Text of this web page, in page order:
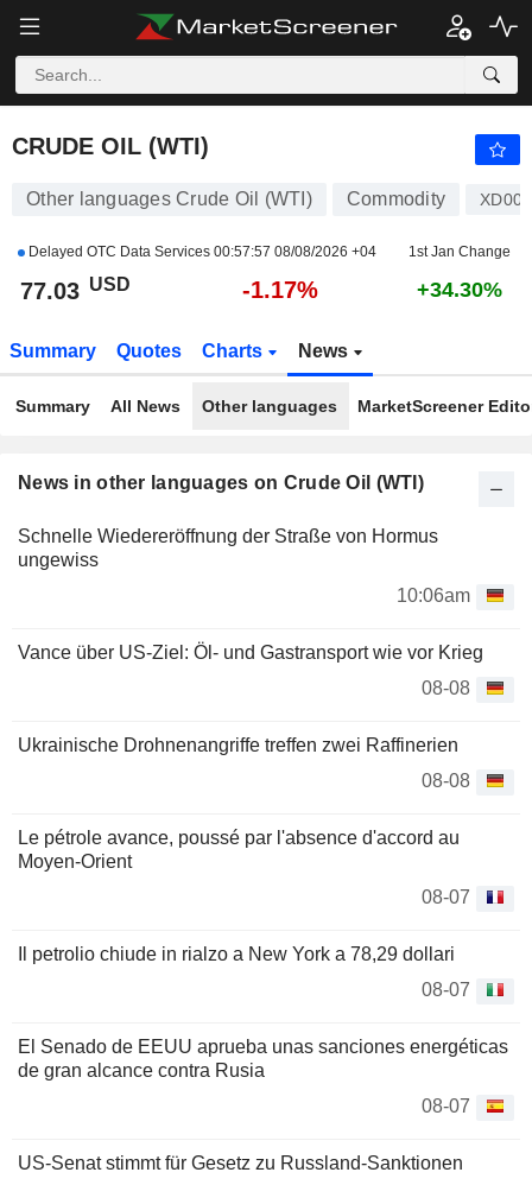
CRUDE OIL (WTI)
CRUDE OIL (WTI)
Other languages Crude Oil (WTI) Commodity
Delayed OTC Data Services 00:57:57 08/08/2026 +04 1st Jan Change
77.03 USD -1.17% +34.30%
Summary Quotes Charts News
Summary All News Other languages MarketScreener
News in other languages on Crude Oil (WTI)
Schnelle Wiedereröffnung der Straße von Hormus
ungewiss
10:06am
Vance über US-Ziel: Öl- und Gastransport wie vor Krieg
08-08
Ukrainische Drohnenangriffe treffen zwei Raffinerien
08-08
Le pétrole avance, poussé par l'absence d'accord au
Moyen-Orient
08-07
Il petrolio chiude in rialzo a New York a 78,29 dollari
08-07
El Senado de EEUU aprueba unas sanciones energéticas
de gran alcance contra Rusia
08-07
US-Senat stimmt für Gesetz zu Russland-Sanktionen